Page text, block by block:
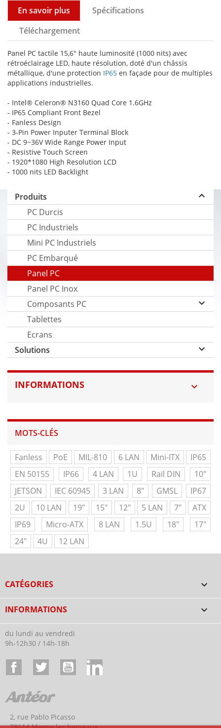
Produits keyboard_arrow_up
PC Durcis
PC Industriels
Mini PC Industriels
PC Embarqué
Panel PC
Panel PC Inox
Composants PC
keyboard_arrow_down
Tablettes
Ecrans
Solutions
keyboard_arrow_down
INFORMATIONS 
MOTS-CLÉS
Fanless PoE MIL-810 6 LAN Mini-ITX
IP65
EN 50155
IP66 4 LAN 1U Rail DIN
10"
JETSON
IEC 60945 3 LAN 8" GMSL
IP67
2U
10 LAN 19" 15" 12" 5 LAN 7"
ATX
IP69
Micro-ATX 8 LAN 1.5U 18"
17"
24"
4U 12 LAN
En savoir plus
Spécifications
Téléchargement
Panel PC tactile 15,6" haute luminosité (1000 nits) avec
rétroéclairage LED, haute résolution, doté d'un châssis
métallique, d'une protection IP65 en façade pour de multiples
applications industrielles.
- Intel® Celeron® N3160 Quad Core 1.6GHz
- IP65 Compliant Front Bezel
- Fanless Design
- 3-Pin Power Inputer Terminal Block
- DC 9~36V Wide Range Power Input
- Resistive Touch Screen
- 1920*1080 High Resolution LCD
- 1000 nits LED Backlight
CATÉGORIES 
INFORMATIONS 
du lundi au vendredi
9h-12h30 / 14h-18h
Facebook Twitter YouTube
2, rue Pablo Picasso